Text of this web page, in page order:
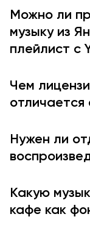
Можно ли
музыку из
плейлист с
Чем
отличается
Нужен ли
Какую
кафе как